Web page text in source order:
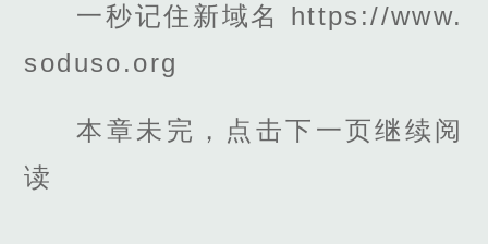
一秒记住新域名 https://www.
soduso.org
本章未完，点击下一页继续阅
读